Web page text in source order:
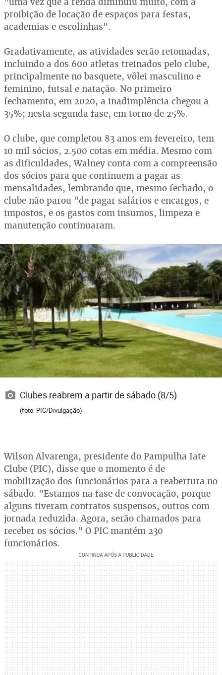
proibição de locação de espaços para festas,
academias e escolinhas".
Gradativamente, as atividades serão retomadas,
incluindo a dos 600 atletas treinados pelo clube,
principalmente no basquete, vôlei masculino e
feminino, futsal e natação. No primeiro
fechamento, em 2020, a inadimplência chegou a
35%; nesta segunda fase, em torno de 25%.
O clube, que completou 83 anos em fevereiro, tem
10 mil sócios, 2.500 cotas em média. Mesmo com
as dificuldades, Walney conta com a compreensão
dos sócios para que continuem a pagar as
mensalidades, lembrando que, mesmo fechado, o
clube não parou "de pagar salários e encargos, e
impostos, e os gastos com insumos, limpeza e
manutenção continuaram.
Clubes reabrem a partir de sábado (8/5)
(foto: PIC/Divulgação)
Wilson Alvarenga, presidente do Pampulha Iate
Clube (PIC), disse que o momento é de
mobilização dos funcionários para a reabertura no
sábado. "Estamos na fase de convocação, porque
alguns tiveram contratos suspensos, outros com
jornada reduzida. Agora, serão chamados para
receber os sócios." O PIC mantém 230
funcionários.